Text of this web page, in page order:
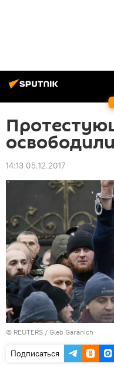
14:13 05.12.2017
© REUTERS / Gleb Garanich
Подписаться